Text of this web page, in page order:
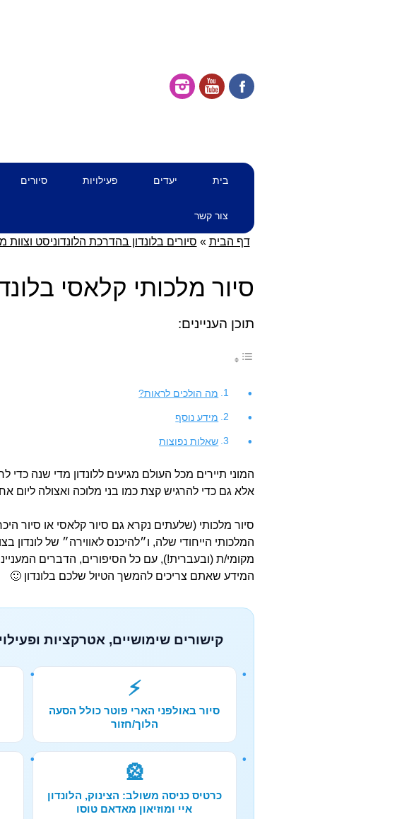
תפריט ראשי
דילוג
בית יעדים פעילויות סיורים
צור קשר
דף הבית » סיורים בלונדון בהדרכת הלונדוניסט וצוות
סיור מלכותי קלאסי
תוכן העניינים:
מה הולכים לראות?
מידע נוסף
שאלות נפוצות
המוני תיירים מכל העולם מגיעים ללונדון מדי שנה
אלא גם כדי להרגיש קצת כמו בני מלוכה ואצולה ליום
סיור מלכותי (שלעתים נקרא גם סיור קלאסי או סיור
המלכותי הייחודי שלה, ו״להיכנס לאווירה״ של
מקומי/ת (ובעברית!), עם כל הסיפורים, הדברים
המידע שאתם צריכים להמשך הטיול שלכם בלונדון 🙂
קישורים שימושיים, אטרקציות
⚡
סיור באולפני הארי פוטר כולל הסעה
הלוך/חזור
🎡
כרטיס כניסה משולב: הצינוק, הלונדון
איי ומוזיאון מאדאם טוסו